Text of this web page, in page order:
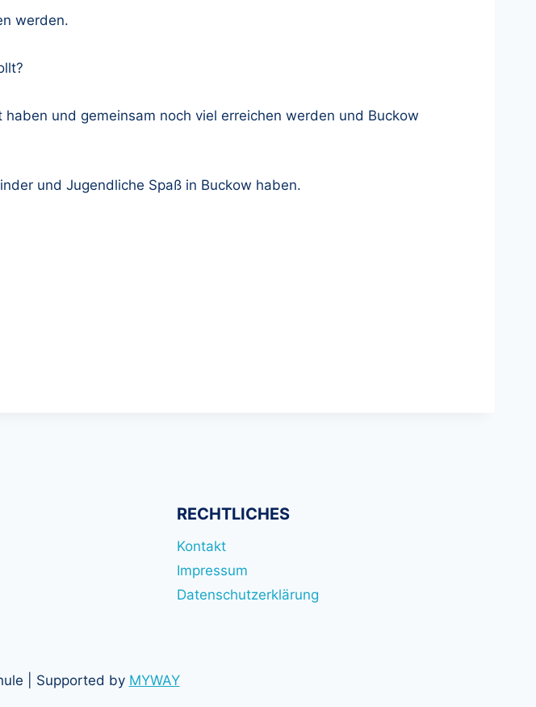
werden.
und gemeinsam noch viel erreichen werden und Buckow
und Jugendliche Spaß in Buckow haben.
RECHTLICHES
Kontakt
Impressum
Datenschutzerklärung
| Supported by MYWAY